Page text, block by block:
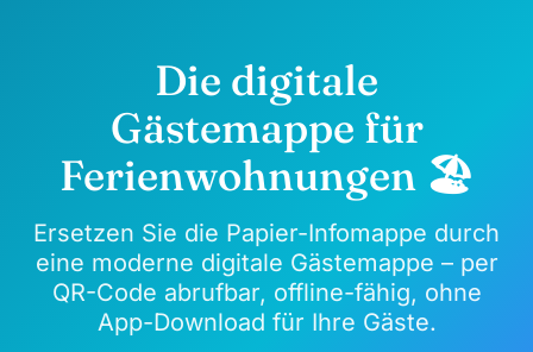
Die digitale
Gästemappe für
Ferienwohnungen 🏖️
Ersetzen Sie die Papier-Infomappe durch
eine moderne digitale Gästemappe – per
QR-Code abrufbar, offline-fähig, ohne
App-Download für Ihre Gäste.